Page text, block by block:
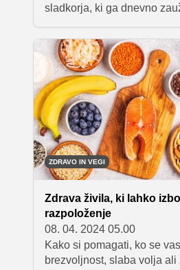
sladkorja, ki ga dnevno
Ključ do uspeha se skriva v
zmernem in postopnem
zmanjševanju. Pri tem si
pomagate s preprostimi
nasveti, s katerimi boste
zmanjšali vnos sladkorja
sicer manj sladkem, a
zdravem življenju.
ZDRAVO IN VEGI
Zdrava živila, ki lahko
razpoloženje
08. 04. 2024 05.00
Kako si pomagati, ko se
brezvoljnost, slaba volja ali